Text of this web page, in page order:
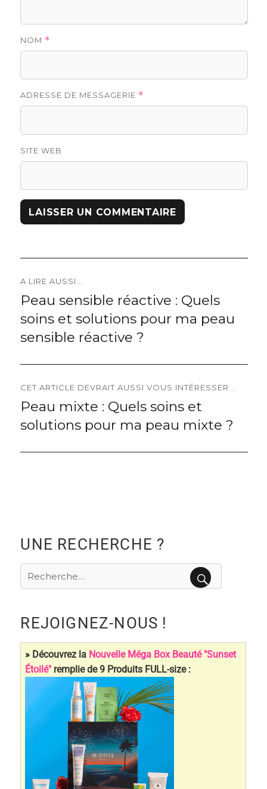
NOM *
ADRESSE DE MESSAGERIE *
SITE WEB
Navigation
de
l’article
A LIRE AUSSI...
Previous
post:
Peau sensible réactive : Quels
soins et solutions pour ma peau
sensible réactive ?
CET ARTICLE DEVRAIT AUSSI VOUS INTÉRESSER...
Next
post:
Peau mixte : Quels soins et
solutions pour ma peau mixte ?
UNE RECHERCHE ?
Recherche
pour
REJOIGNEZ-NOUS !
» Découvrez la Nouvelle Méga Box Beauté "Sunset
Étoilé" remplie de 9 Produits FULL-size :